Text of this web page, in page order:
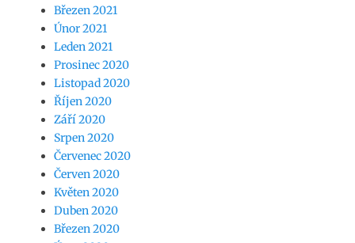
Březen 2021
Únor 2021
Leden 2021
Prosinec 2020
Listopad 2020
Říjen 2020
Září 2020
Srpen 2020
Červenec 2020
Červen 2020
Květen 2020
Duben 2020
Březen 2020